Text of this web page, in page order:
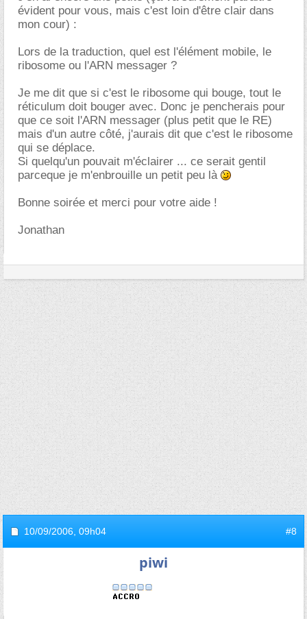
évident pour vous, mais c'est loin d'être clair dans
mon cour) :
Lors de la traduction, quel est l'élément mobile, le
ribosome ou l'ARN messager ?
Je me dit que si c'est le ribosome qui bouge, tout le
réticulum doit bouger avec. Donc je pencherais pour
que ce soit l'ARN messager (plus petit que le RE)
mais d'un autre côté, j'aurais dit que c'est le ribosome
qui se déplace.
Si quelqu'un pouvait m'éclairer ... ce serait gentil
parceque je m'enbrouille un petit peu là
Bonne soirée et merci pour votre aide !
Jonathan
10/09/2006, 09h04 #8
piwi